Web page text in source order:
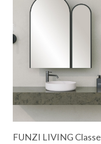
FUNZI LIVING Classe